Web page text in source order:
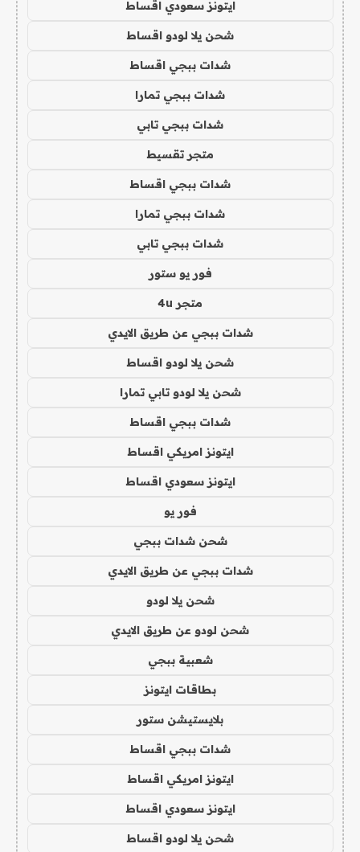
ايتونز سعودي اقساط
شحن يلا لودو اقساط
شدات ببجي اقساط
شدات ببجي تمارا
شدات ببجي تابي
متجر تقسيط
شدات ببجي اقساط
شدات ببجي تمارا
شدات ببجي تابي
فور يو ستور
متجر 4u
شدات ببجي عن طريق الايدي
شحن يلا لودو اقساط
شحن يلا لودو تابي تمارا
شدات ببجي اقساط
ايتونز امريكي اقساط
ايتونز سعودي اقساط
فور يو
شحن شدات ببجي
شدات ببجي عن طريق الايدي
شحن يلا لودو
شحن لودو عن طريق الايدي
شعبية ببجي
بطاقات ايتونز
بلايستيشن ستور
شدات ببجي اقساط
ايتونز امريكي اقساط
ايتونز سعودي اقساط
شحن يلا لودو اقساط